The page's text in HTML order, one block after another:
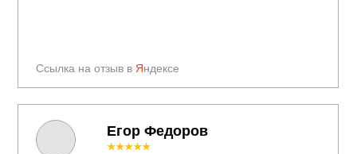
Ссылка на отзыв в Яндексе
Егор Федоров
★★★★★